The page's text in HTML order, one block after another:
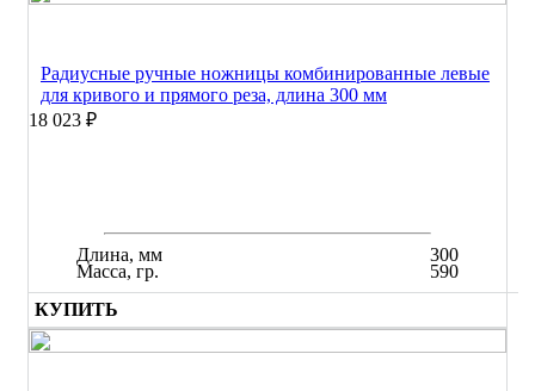
Радиусные ручные ножницы комбинированные левые
для кривого и прямого реза, длина 300 мм
18 023 ₽
Длина, мм
Масса, гр.
300
590
КУПИТЬ